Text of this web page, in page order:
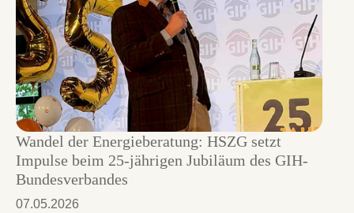
Wandel der Energieberatung: HSZG setzt
Impulse beim 25-jährigen Jubiläum des GIH-
Bundesverbandes
07.05.2026